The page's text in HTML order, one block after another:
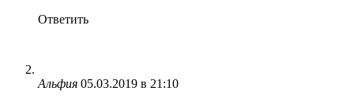
Ответить
Альфия 05.03.2019 в 21:10